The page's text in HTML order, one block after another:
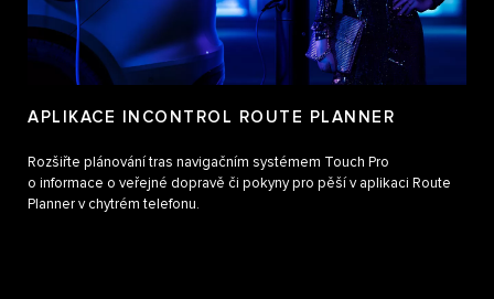
APLIKACE INCONTROL ROUTE PLANNER
Rozšiřte plánování tras navigačním systémem Touch Pro
o informace o veřejné dopravě či pokyny pro pěší v aplikaci Route
Planner v chytrém telefonu.